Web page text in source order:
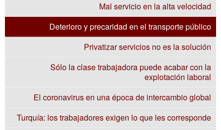
Mal servicio en la alta velocidad
Deterioro y precaridad en el transporte público
Privatizar servicios no es la solución
Sólo la clase trabajadora puede acabar con la
explotación laboral
El coronavirus en una época de intercambio global
Turquía: los trabajadores exigen lo que les corresponde